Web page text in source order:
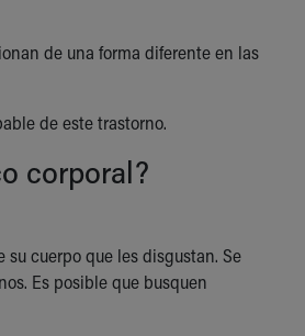
de una forma diferente en las
de este trastorno.
corporal?
cuerpo que les disgustan. Se
Es posible que busquen